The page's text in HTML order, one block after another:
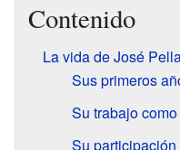
Contenido
La vida de José
Sus primeros
Su trabajo
Su